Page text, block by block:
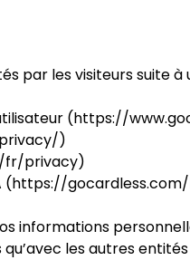
par les visiteurs suite
(https://
)
fr/privacy)
(https://
informations
les autres